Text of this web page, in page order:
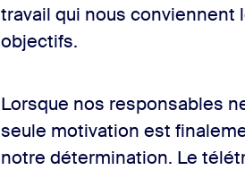
travail qui nous conviennent
objectifs.
Lorsque nos responsables
seule motivation est
notre détermination. Le